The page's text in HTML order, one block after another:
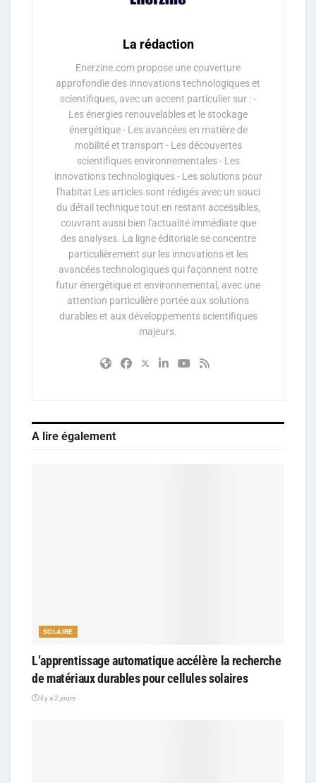
La rédaction
Enerzine.com propose une couverture
approfondie des innovations technologiques et
scientifiques, avec un accent particulier sur : -
Les énergies renouvelables et le stockage
énergétique - Les avancées en matière de
mobilité et transport - Les découvertes
scientifiques environnementales - Les
innovations technologiques - Les solutions pour
l'habitat Les articles sont rédigés avec un souci
du détail technique tout en restant accessibles,
couvrant aussi bien l'actualité immédiate que
des analyses. La ligne éditoriale se concentre
particulièrement sur les innovations et les
avancées technologiques qui façonnent notre
futur énergétique et environnemental, avec une
attention particulière portée aux solutions
durables et aux développements scientifiques
majeurs.
A lire également
SOLAIRE
L’apprentissage automatique accélère la recherche
de matériaux durables pour cellules solaires
il y a 2 jours